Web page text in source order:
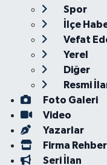
Spor
İlçe
Vefat
Yerel
Diğer
Resmi
Foto Galeri
Video
Yazarlar
Firma
Seri İlan